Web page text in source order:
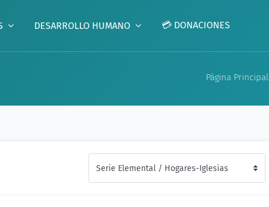
DESARROLLO HUMANO 💳 DONACIONES
Página Principal